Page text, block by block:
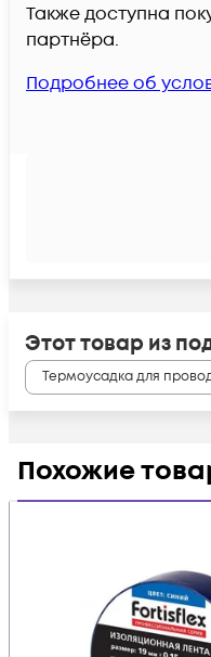
Также доступна
партнёра.
Подробнее об
Этот товар из
Термоусадка для
Похожие